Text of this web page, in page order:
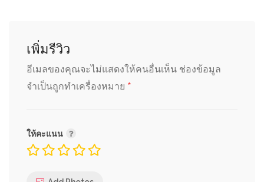
เพิ่มรีวิว
อีเมลของคุณจะไม่แสดงให้คนอื่นเห็น ช่องข้อมูล
จำเป็นถูกทำเครื่องหมาย *
ให้คะแนน